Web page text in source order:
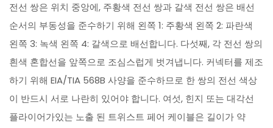
전선 쌍은 위치 중앙에, 주황색 전선 쌍과 갈색 전선 쌍은 배선
순서의 부동성을 준수하기 위해 왼쪽 1: 주황색 왼쪽 2: 파란색
왼쪽 3: 녹색 왼쪽 4: 갈색으로 배선합니다. 다섯째, 각 전선 쌍의
흰색 혼합선을 앞쪽으로 조심스럽게 벗겨냅니다. 커넥터를 제조
하기 위해 EIA/TIA 568B 사양을 준수하므로 한 쌍의 전선 색상
이 반드시 서로 나란히 있어야 합니다. 여섯, 힌지 또는 대각선
플라이어가있는 노출 된 트위스트 페어 케이블은 길이가 약